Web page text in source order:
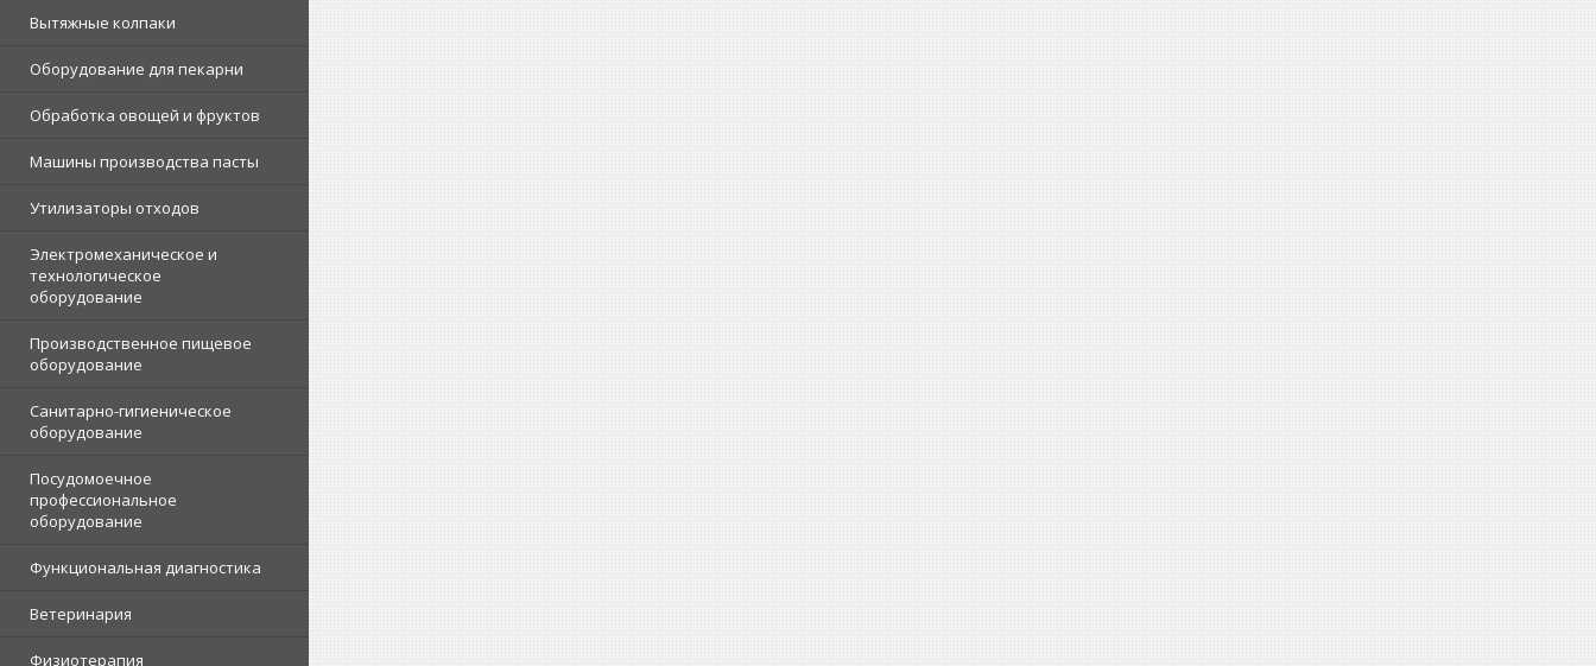
Вытяжные колпаки
Оборудование для пекарни
Обработка овощей и фруктов
Машины производства пасты
Утилизаторы отходов
Электромеханическое и
технологическое
оборудование
Производственное пищевое
оборудование
Санитарно-гигиеническое
оборудование
Посудомоечное
профессиональное
оборудование
Функциональная диагностика
Ветеринария
Физиотерапия